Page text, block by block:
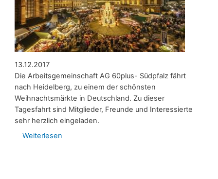
13.12.2017
Die Arbeitsgemeinschaft AG 60plus- Südpfalz fährt
nach Heidelberg, zu einem der schönsten
Weihnachtsmärkte in Deutschland. Zu dieser
Tagesfahrt sind Mitglieder, Freunde und Interessierte
sehr herzlich eingeladen.
Weiterlesen